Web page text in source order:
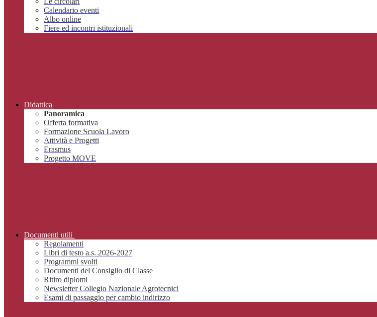
Calendario eventi
Albo online
Fiere ed incontri istituzionali
Didattica
Panoramica
Offerta formativa
Formazione Scuola Lavoro
Attività e Progetti
Erasmus
Progetto MOVE
Documenti utili
Regolamenti
Libri di testo a.s. 2026-2027
Programmi svolti
Documenti del Consiglio di Classe
Ritiro diplomi
Newsletter Collegio Nazionale Agrotecnici
Esami di passaggio per cambio indirizzo